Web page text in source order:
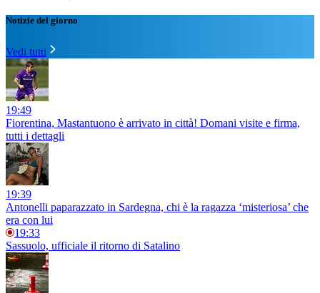
Notizie del giorno
Vedi tutti
19:49
Fiorentina, Mastantuono è arrivato in città! Domani visite e firma,
tutti i dettagli
19:39
Antonelli paparazzato in Sardegna, chi è la ragazza ‘misteriosa’ che
era con lui
19:33
Sassuolo, ufficiale il ritorno di Satalino